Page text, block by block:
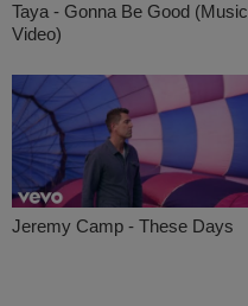
Taya - Gonna Be Good (Music
Video)
Jeremy Camp - These Days